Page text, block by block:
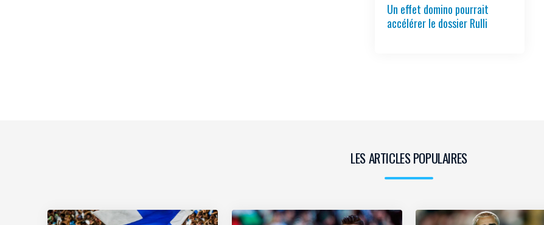
Un effet domino pourrait
accélérer le dossier Rulli
LES ARTICLES POPULAIRES